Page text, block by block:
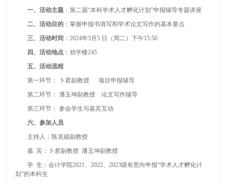
一、活动主题 ：第二届“本科学术人才孵化计划”申报辅导专题讲座
二、活动目的 ：掌握申报书填写和学术论文写作的基本要点
三、活动时间 ：2024年3月5 日（周二）下午15:50
四、活动地点 ：劝学楼245
五、活动流程
第一环节： 卜君副教授 项目申报辅导
第二环节： 潘玉坤副教授 论文写作辅导
第三环节： 参会学生与嘉宾互动
六、参加人员
主持人：陈克兢副教授
嘉 宾：卜君副教授 潘玉坤副教授
学 生：会计学院2021、2022、2023级有意向申报“学术人才孵化计
划”的本科生